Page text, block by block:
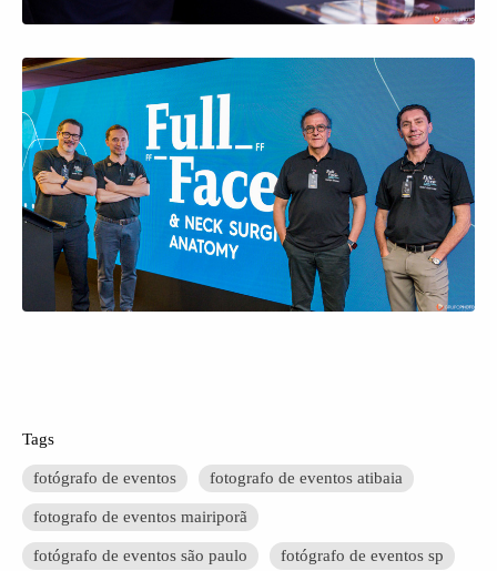
Tags
fotógrafo de eventos fotografo de eventos atibaia
fotografo de eventos mairiporã
fotógrafo de eventos são paulo fotógrafo de eventos sp